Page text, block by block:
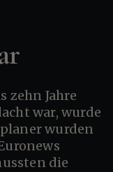
war, wurde
wurden
die